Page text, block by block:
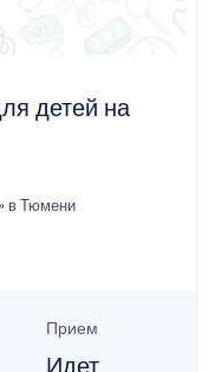
детей на
в Тюмени
Прием